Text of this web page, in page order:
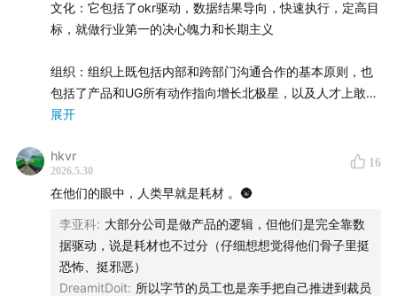
——顶尖团队改了新版界面，按惯例从 1% 灰度到 2%、
难看，最后扎克伯格直接拍板回滚。
文化：它包括了okr驱动，数据结果导向，快速执行，定高目
标，就做行业第一的决心魄力和长期主义
组织：组织上既包括内部和跨部门沟通合作的基本原则，也
包括了产品和UG所有动作指向增长北极星，以及人才上敢让
年轻的增长人才无包袱无江湖气的分配高预算打仗，专业增
增长策略：增长BP深入产品业务，定清楚三个月，一年，三
年最重要的增长策略打法，并快速分享字节系所有产品有效
的增长方法和策略实践
增长基建：整套的数据基建+指标体系+AB+监控体系+ROI评
估，成功实践并超越硅谷派增长黑客理论，青出于蓝胜于蓝
展开
hkvr
2026.5.30
16
在他们的眼中，人类早就是耗材 。🌚
李亚科: 大部分公司是做产品的逻辑，但他们是完全靠数
据驱动，说是耗材也不过分（仔细想想觉得他们骨子里挺
恐怖、挺邪恶）
DreamitDoit: 所以字节的员工也是亲手把自己推进到裁员